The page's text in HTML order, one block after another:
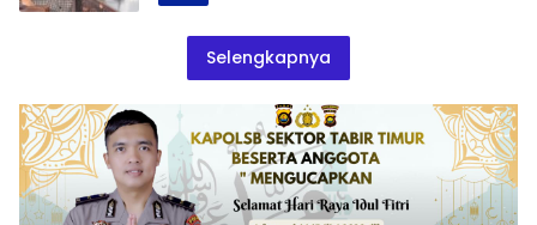
Selengkapnya